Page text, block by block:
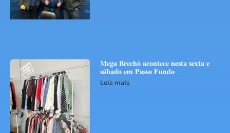
Mega Brechó acontece nesta sexta e
sábado em Passo Fundo
Leia mais